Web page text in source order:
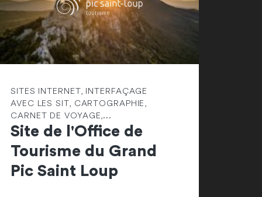
SITES INTERNET, INTERFAÇAGE
AVEC LES SIT, CARTOGRAPHIE,
CARNET DE VOYAGE,...
Site de l'Office de
Tourisme du Grand
Pic Saint Loup